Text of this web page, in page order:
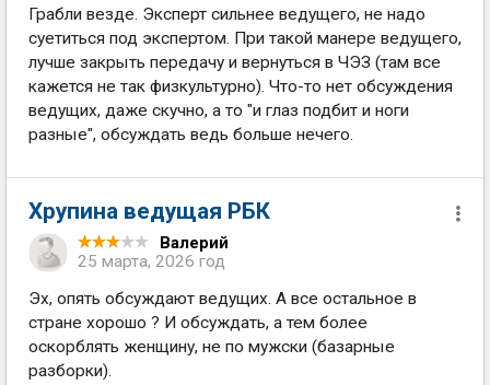
Грабли везде. Эксперт сильнее ведущего, не надо
суетиться под экспертом. При такой манере ведущего,
лучше закрыть передачу и вернуться в ЧЭЗ (там все
кажется не так физкультурно). Что-то нет обсуждения
ведущих, даже скучно, а то "и глаз подбит и ноги
разные", обсуждать ведь больше нечего.
Хрупина ведущая РБК
Валерий
25 марта, 2026 год
Эх, опять обсуждают ведущих. А все остальное в
стране хорошо ? И обсуждать, а тем более
оскорблять женщину, не по мужски (базарные
разборки).